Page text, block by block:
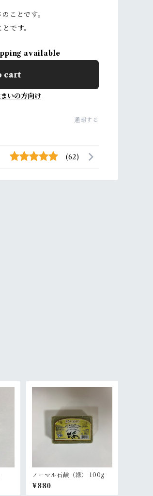
ことです。
です。
available
cart
いの方向け
通報する
(62)
ノーマル石鹸（緑） 100g
¥880